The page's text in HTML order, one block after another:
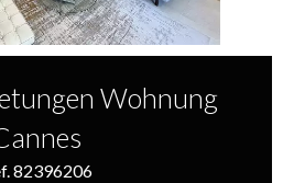
Wohnung
82396206